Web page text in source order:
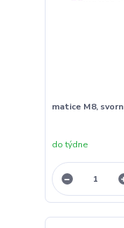
matice M8,
do týdne